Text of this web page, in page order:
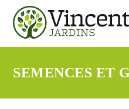
SEMENCES ET